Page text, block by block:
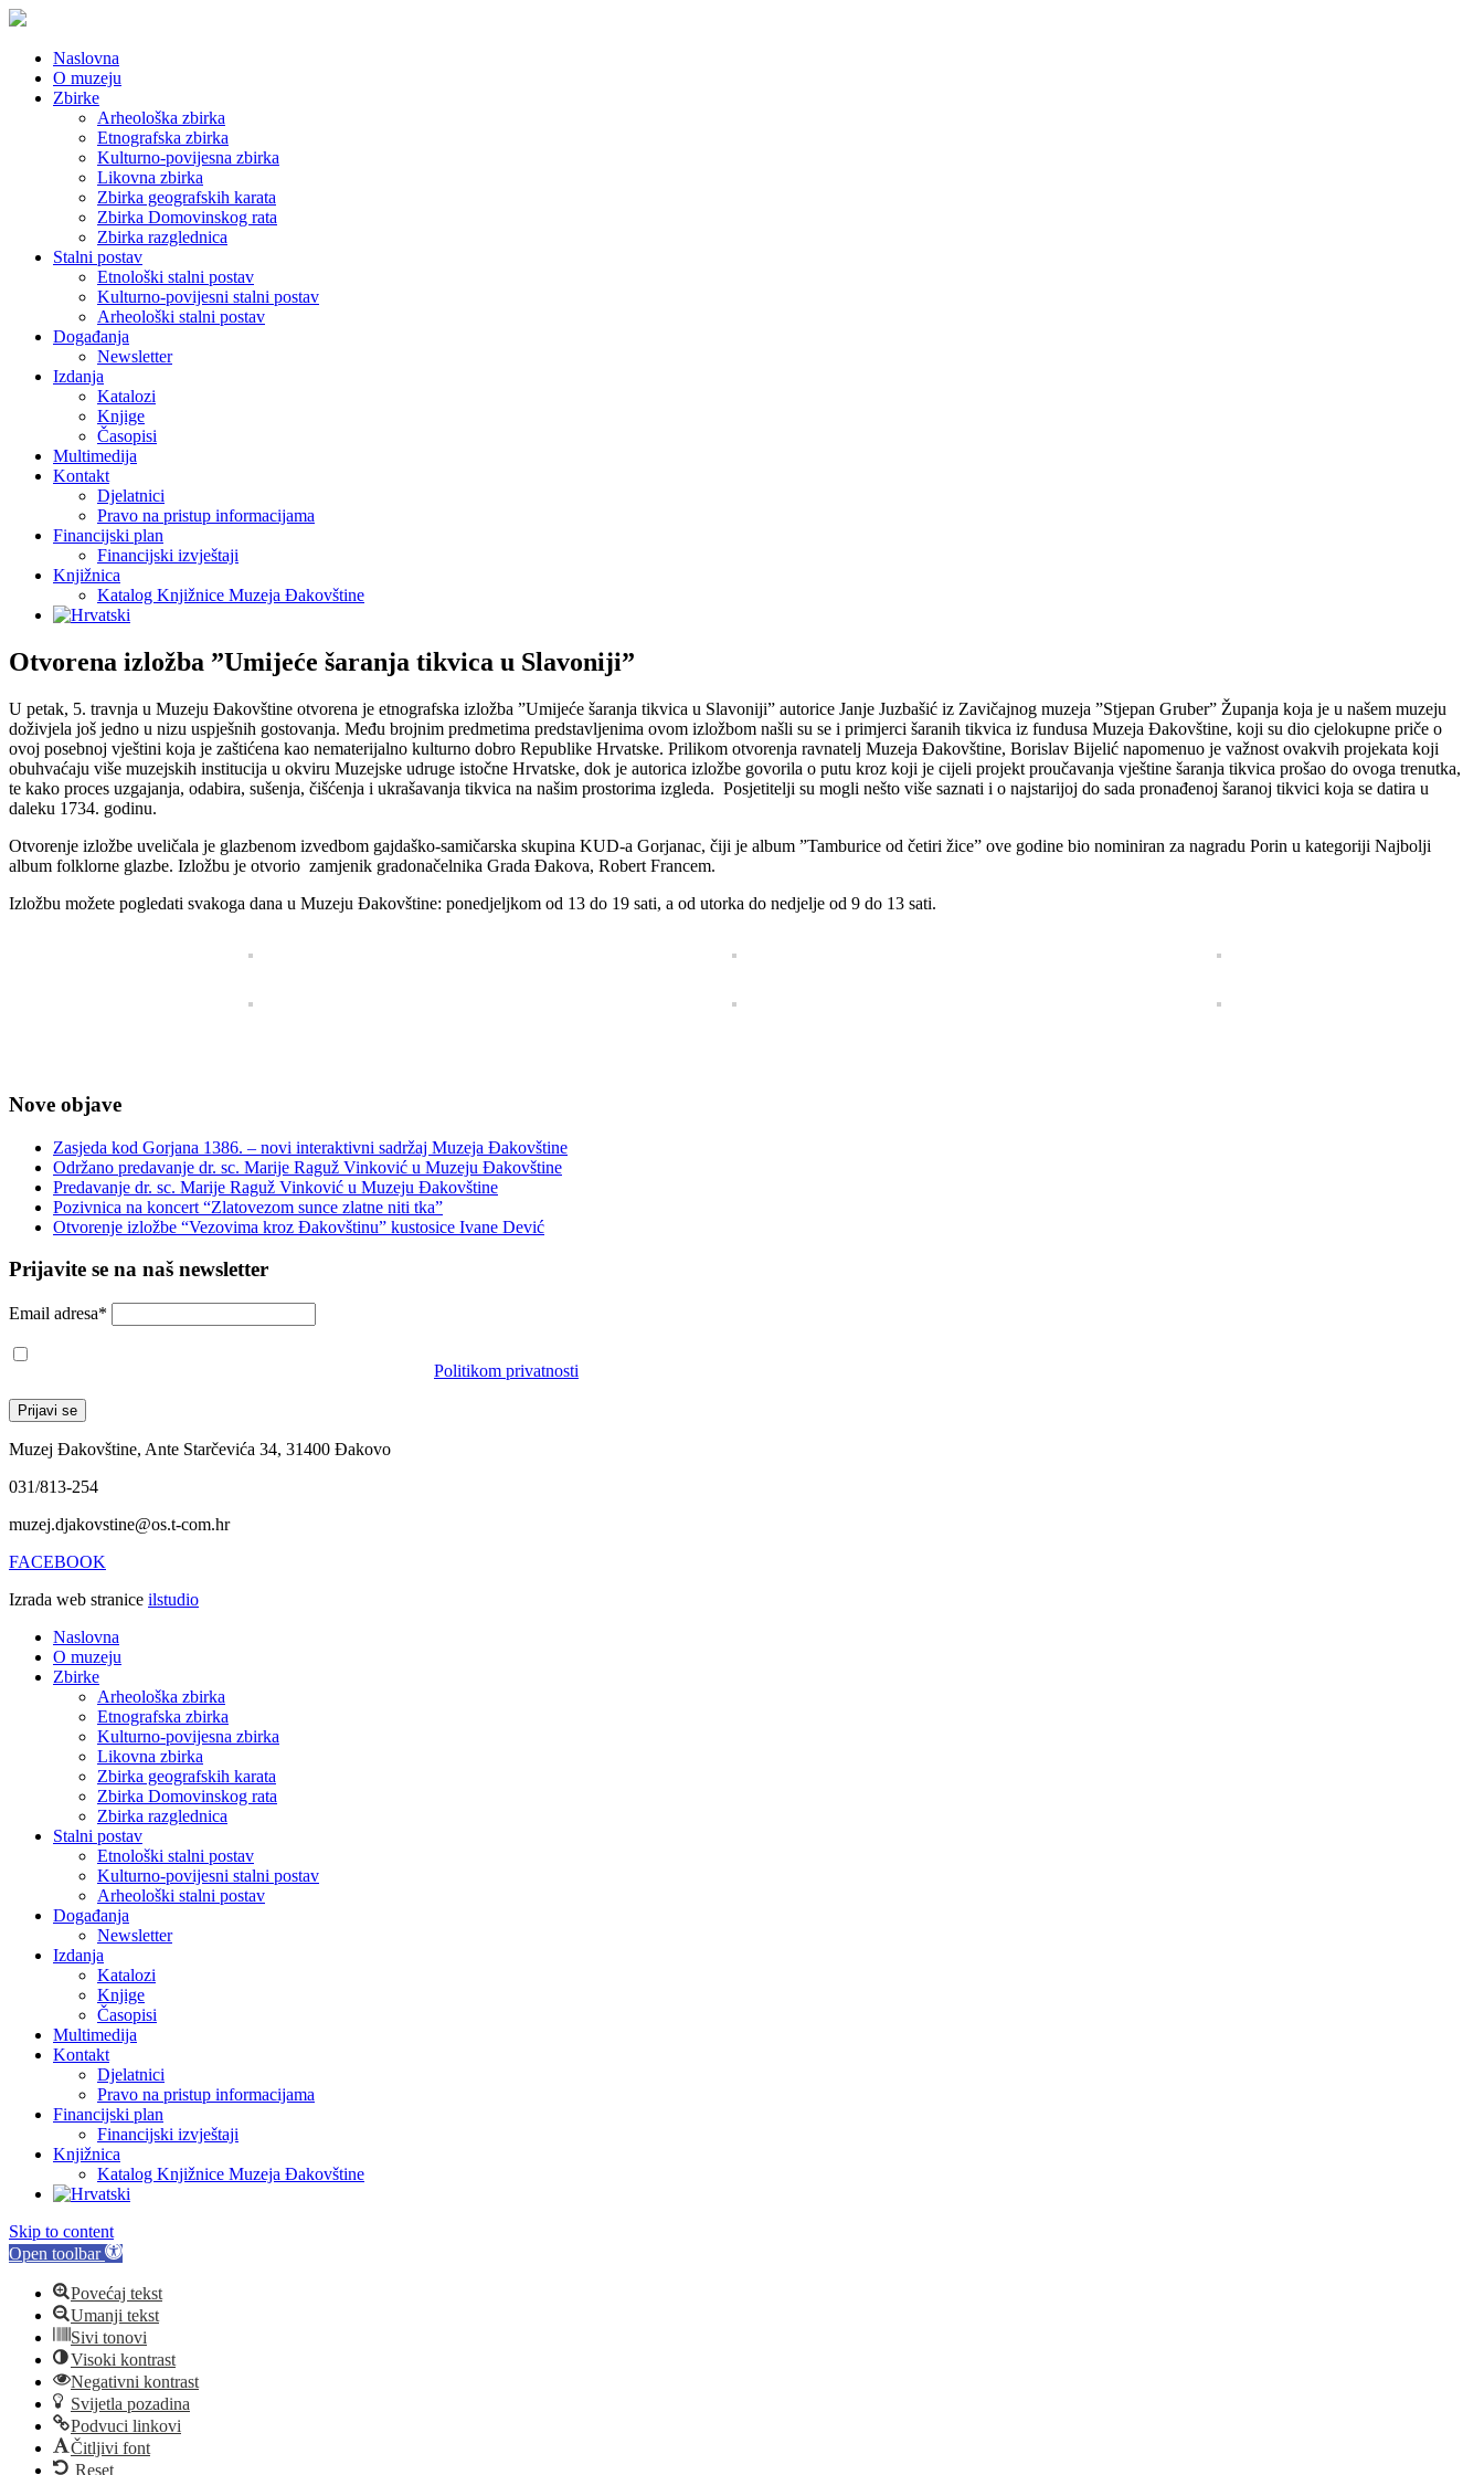
Naslovna
O muzeju
Zbirke
Arheološka zbirka
Etnografska zbirka
Kulturno-povijesna zbirka
Likovna zbirka
Zbirka geografskih karata
Zbirka Domovinskog rata
Zbirka razglednica
Stalni postav
Etnološki stalni postav
Kulturno-povijesni stalni postav
Arheološki stalni postav
Događanja
Newsletter
Izdanja
Katalozi
Knjige
Časopisi
Multimedija
Kontakt
Djelatnici
Pravo na pristup informacijama
Financijski plan
Financijski izvještaji
Knjižnica
Katalog Knjižnice Muzeja Đakovštine
Otvorena izložba ”Umijeće šaranja tikvica u Slavoniji”
U petak, 5. travnja u Muzeju Đakovštine otvorena je etnografska izložba ”Umijeće šaranja tikvica u Slavoniji” autorice Janje Juzbašić iz Zavičajnog muzeja ”Stjepan Gruber” Županja koja je u našem muzeju
doživjela još jedno u nizu uspješnih gostovanja. Među brojnim predmetima predstavljenima ovom izložbom našli su se i primjerci šaranih tikvica iz fundusa Muzeja Đakovštine, koji su dio cjelokupne priče o
ovoj posebnoj vještini koja je zaštićena kao nematerijalno kulturno dobro Republike Hrvatske. Prilikom otvorenja ravnatelj Muzeja Đakovštine, Borislav Bijelić napomenuo je važnost ovakvih projekata koji
obuhvaćaju više muzejskih institucija u okviru Muzejske udruge istočne Hrvatske, dok je autorica izložbe govorila o putu kroz koji je cijeli projekt proučavanja vještine šaranja tikvica prošao do ovoga trenutka,
te kako proces uzgajanja, odabira, sušenja, čišćenja i ukrašavanja tikvica na našim prostorima izgleda. Posjetitelji su mogli nešto više saznati i o najstarijoj do sada pronađenoj šaranoj tikvici koja se datira u
daleku 1734. godinu.
Otvorenje izložbe uveličala je glazbenom izvedbom gajdaško-samičarska skupina KUD-a Gorjanac, čiji je album ”Tamburice od četiri žice” ove godine bio nominiran za nagradu Porin u kategoriji Najbolji
album folklorne glazbe. Izložbu je otvorio zamjenik gradonačelnika Grada Đakova, Robert Francem.
Izložbu možete pogledati svakoga dana u Muzeju Đakovštine: ponedjeljkom od 13 do 19 sati, a od utorka do nedjelje od 9 do 13 sati.
Nove objave
Zasjeda kod Gorjana 1386. – novi interaktivni sadržaj Muzeja Đakovštine
Održano predavanje dr. sc. Marije Raguž Vinković u Muzeju Đakovštine
Predavanje dr. sc. Marije Raguž Vinković u Muzeju Đakovštine
Pozivnica na koncert “Zlatovezom sunce zlatne niti tka”
Otvorenje izložbe “Vezovima kroz Đakovštinu” kustosice Ivane Dević
Prijavite se na naš newsletter
Email adresa*
Politikom privatnosti
Muzej Đakovštine, Ante Starčevića 34, 31400 Đakovo
031/813-254
muzej.djakovstine@os.t-com.hr
FACEBOOK
Izrada web stranice ilstudio
Naslovna
O muzeju
Zbirke
Arheološka zbirka
Etnografska zbirka
Kulturno-povijesna zbirka
Likovna zbirka
Zbirka geografskih karata
Zbirka Domovinskog rata
Zbirka razglednica
Stalni postav
Etnološki stalni postav
Kulturno-povijesni stalni postav
Arheološki stalni postav
Događanja
Newsletter
Izdanja
Katalozi
Knjige
Časopisi
Multimedija
Kontakt
Djelatnici
Pravo na pristup informacijama
Financijski plan
Financijski izvještaji
Knjižnica
Katalog Knjižnice Muzeja Đakovštine
Skip to content
Open toolbar
Povećaj tekst
Umanji tekst
Sivi tonovi
Visoki kontrast
Negativni kontrast
Svijetla pozadina
Podvuci linkovi
Čitljivi font
Reset